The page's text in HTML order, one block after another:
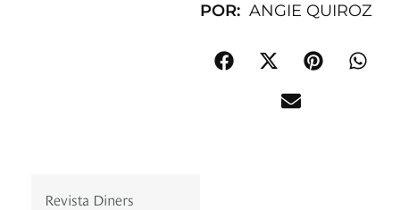
POR: ANGIE QUIROZ
Revista Diners